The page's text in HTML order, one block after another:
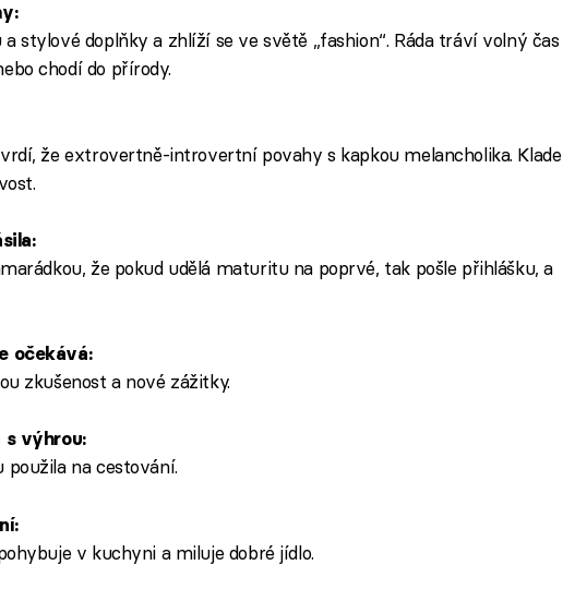
a stylové doplňky a zhlíží se ve světě „fashion“. Ráda tráví volný čas
chodí do přírody.
že extrovertně-introvertní povahy s kapkou melancholika. Klade
že pokud udělá maturitu na poprvé, tak pošle přihlášku, a
očekává:
zkušenost a nové zážitky.
s výhrou:
použila na cestování.
v kuchyni a miluje dobré jídlo.